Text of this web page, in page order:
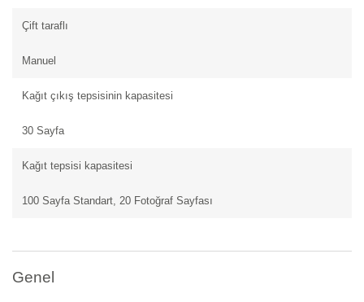
Çift taraflı
Manuel
Kağıt çıkış tepsisinin kapasitesi
30 Sayfa
Kağıt tepsisi kapasitesi
100 Sayfa Standart, 20 Fotoğraf Sayfası
Genel